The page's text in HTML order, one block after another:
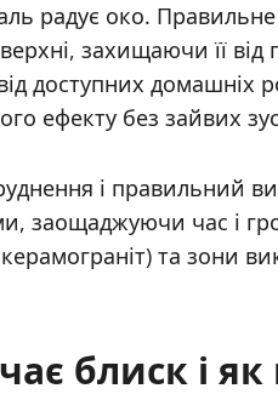
радує око.
захищаючи її від
доступних домашніх
ефекту без зайвих
і правильний
заощаджуючи час і
та зони
блиск і